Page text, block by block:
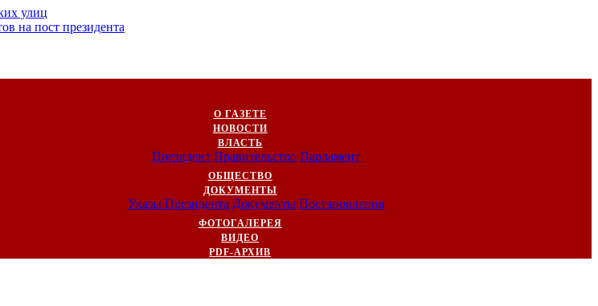
улиц
на пост президента
О ГАЗЕТЕ
НОВОСТИ
ВЛАСТЬ
Президент Правительство Парламент
ОБЩЕСТВО
ДОКУМЕНТЫ
Указы Президента Документы Постановления
ФОТОГАЛЕРЕЯ
ВИДЕО
PDF-АРХИВ